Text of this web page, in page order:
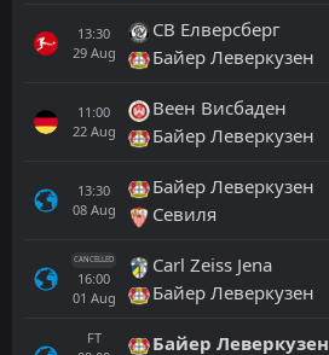
13:30
29 Aug
СВ Елверсберг
Байер Леверкузен
11:00
22 Aug
Веен Висбаден
Байер Леверкузен
13:30
08 Aug
Байер Леверкузен
Севиля
CANCELLED
16:00
01 Aug
Carl Zeiss Jena
Байер Леверкузен
FT
Байер Леверкузен